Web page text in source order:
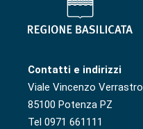
Contatti e indirizzi
Viale Vincenzo
85100 Potenza PZ
Tel 0971 661111